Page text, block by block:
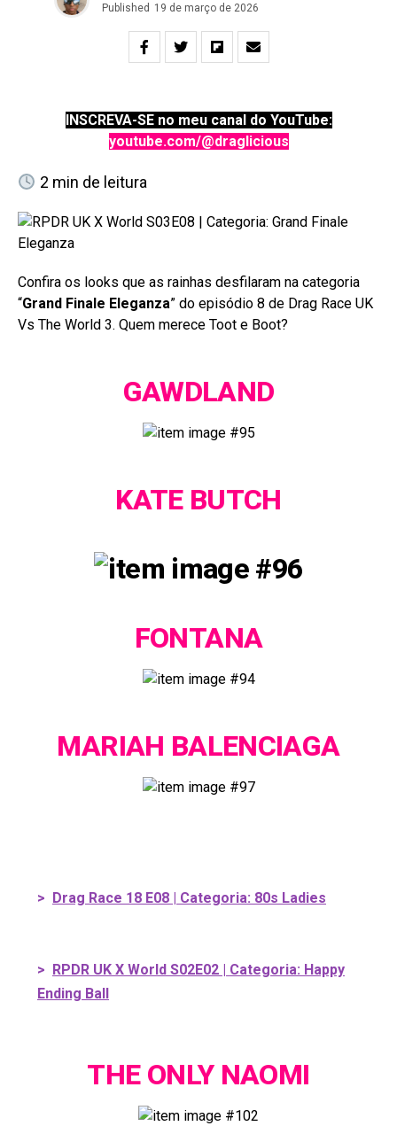
Published 19 de março de 2026
INSCREVA-SE no meu canal do YouTube:
youtube.com/@draglicious
2 min de leitura
Confira os looks que as rainhas desfilaram na categoria
“Grand Finale Eleganza” do episódio 8 de Drag Race UK
Vs The World 3. Quem merece Toot e Boot?
GAWDLAND
KATE BUTCH
FONTANA
MARIAH BALENCIAGA
> Drag Race 18 E08 | Categoria: 80s Ladies
> RPDR UK X World S02E02 | Categoria: Happy
Ending Ball
THE ONLY NAOMI